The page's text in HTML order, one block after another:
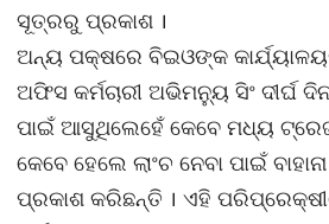
ସୂତ୍ରରୁ ପ୍ରକାଶ ।
ଅନ୍ୟ ପକ୍ଷରେ ବିଇଓଙ୍କ
ଅଫିସ କର୍ମଚାରୀ ଅଭିମନୁ୍ୟ ସିଂ ଦୀର୍ଘ
ପାଇଁ ଆସୁଥିଲେହେଁ କେବେ ମଧ୍ୟ
କେବେ ହେଲେ ଲାଂଚ ନେବା ପାଇଁ
ପ୍ରକାଶ କରିଛନ୍ତି । ଏହି